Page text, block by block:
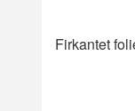
Firkantet